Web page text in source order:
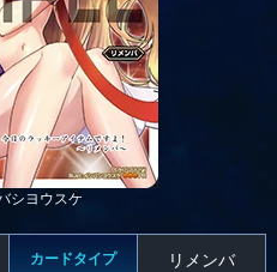
シヨウスケ
カードタイプ リメンバ